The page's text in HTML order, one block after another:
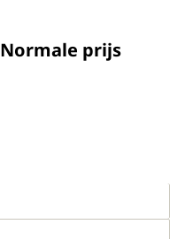
Normale prijs